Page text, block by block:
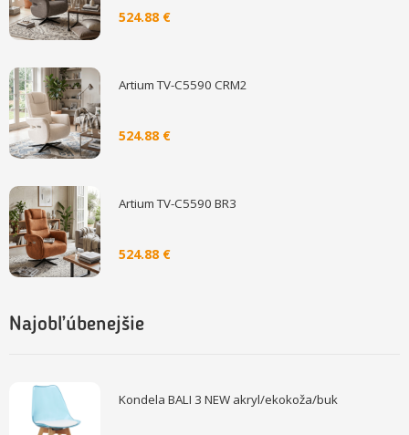
524.88 €
Artium TV-C5590 CRM2
524.88 €
Artium TV-C5590 BR3
524.88 €
Najobľúbenejšie
Kondela BALI 3 NEW akryl/ekokoža/buk